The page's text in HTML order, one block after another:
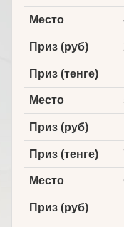
Место
Приз (руб)
Приз (тенге)
Место
Приз (руб)
Приз (тенге)
Место
Приз (руб)